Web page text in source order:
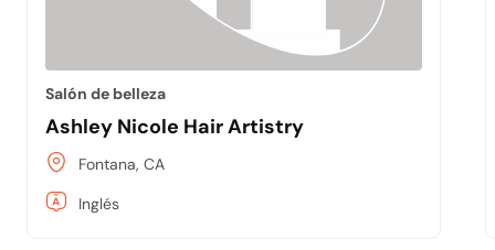
Salón de belleza
Ashley Nicole Hair Artistry
Fontana, CA
Inglés